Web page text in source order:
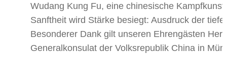
Wudang Kung Fu, eine chinesische
Sanftheit wird Stärke besiegt: Ausdruck der
Besonderer Dank gilt unseren Ehrengästen
Generalkonsulat der Volksrepublik China in